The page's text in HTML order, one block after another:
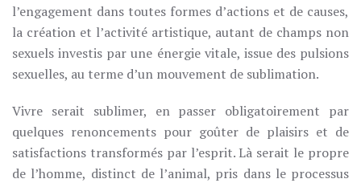
l’engagement dans toutes formes d’actions et de causes,
la création et l’activité artistique, autant de champs non
sexuels investis par une énergie vitale, issue des pulsions
sexuelles, au terme d’un mouvement de sublimation.
Vivre serait sublimer, en passer obligatoirement par
quelques renoncements pour goûter de plaisirs et de
satisfactions transformés par l’esprit. Là serait le propre
de l’homme, distinct de l’animal, pris dans le processus